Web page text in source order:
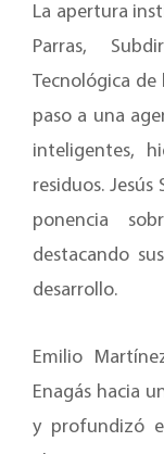
La apertura
Parras,
Tecnológica
paso a una
inteligentes,
residuos.
ponencia
destacando
desarrollo.
Emilio
Enagás hacia
y profundizó